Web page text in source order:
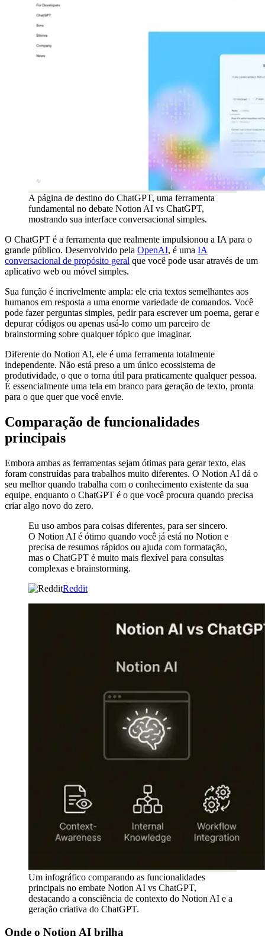
A página de destino do ChatGPT, uma ferramenta
fundamental no debate Notion AI vs ChatGPT,
mostrando sua interface conversacional simples.
O ChatGPT é a ferramenta que realmente impulsionou a IA para o
grande público. Desenvolvido pela OpenAI, é uma IA
conversacional de propósito geral que você pode usar através de um
aplicativo web ou móvel simples.
Sua função é incrivelmente ampla: ele cria textos semelhantes aos
humanos em resposta a uma enorme variedade de comandos. Você
pode fazer perguntas simples, pedir para escrever um poema, gerar e
depurar códigos ou apenas usá-lo como um parceiro de
brainstorming sobre qualquer tópico que imaginar.
Diferente do Notion AI, ele é uma ferramenta totalmente
independente. Não está preso a um único ecossistema de
produtividade, o que o torna útil para praticamente qualquer pessoa.
É essencialmente uma tela em branco para geração de texto, pronta
para o que quer que você envie.
Comparação de funcionalidades
principais
Embora ambas as ferramentas sejam ótimas para gerar texto, elas
foram construídas para trabalhos muito diferentes. O Notion AI dá o
seu melhor quando trabalha com o conhecimento existente da sua
equipe, enquanto o ChatGPT é o que você procura quando precisa
criar algo novo do zero.
Eu uso ambos para coisas diferentes, para ser sincero.
O Notion AI é ótimo quando você já está no Notion e
precisa de resumos rápidos ou ajuda com formatação,
mas o ChatGPT é muito mais flexível para consultas
complexas e brainstorming.
Reddit
Um infográfico comparando as funcionalidades
principais no embate Notion AI vs ChatGPT,
destacando a consciência de contexto do Notion AI e a
geração criativa do ChatGPT.
Onde o Notion AI brilha